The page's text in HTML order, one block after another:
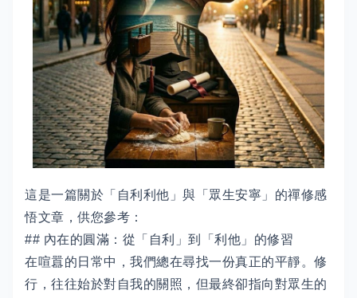
這是一篇關於「自利利他」與「眾生安寧」的禪修感
悟文章，供您參考：
## 內在的圓滿：從「自利」到「利他」的修習
在喧囂的日常中，我們總在尋找一份真正的平靜。修
行，往往始於對自我的關照，但最終卻指向對眾生的